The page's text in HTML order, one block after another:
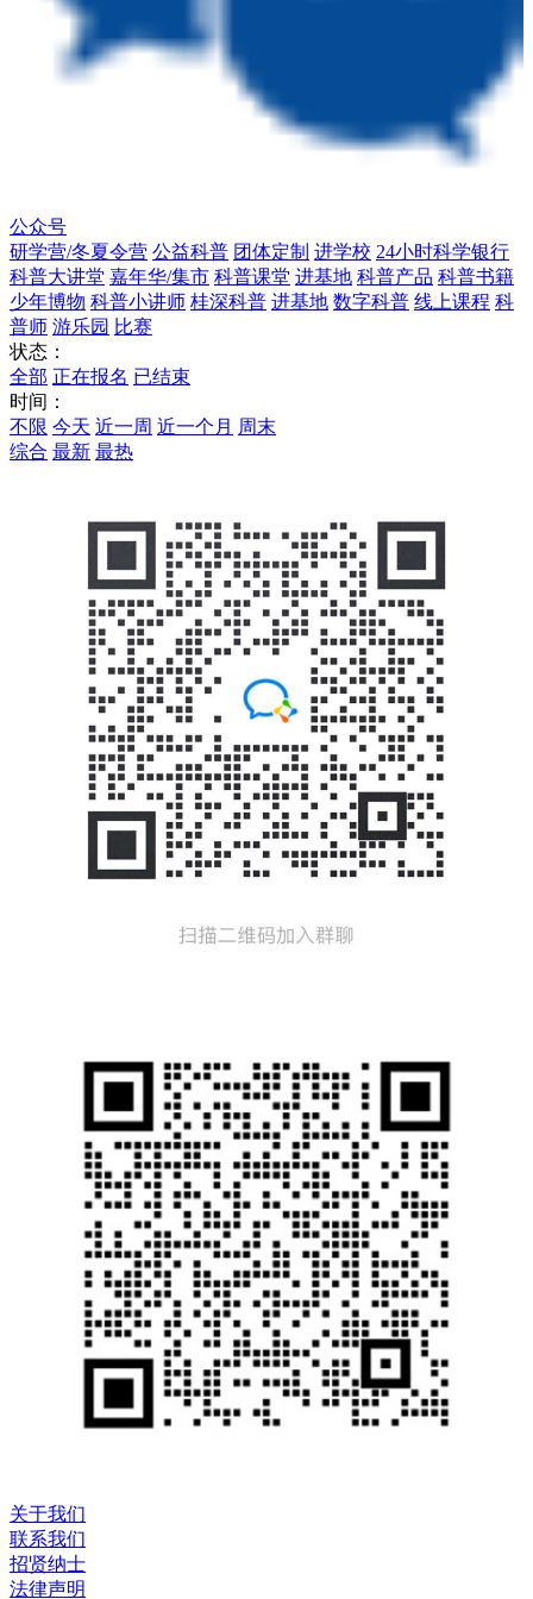
公众号
研学营/冬夏令营 公益科普 团体定制 进学校 24小时科学银行
科普大讲堂 嘉年华/集市 科普课堂 进基地 科普产品 科普书籍
少年博物 科普小讲师 桂深科普 进基地 数字科普 线上课程 科
普师 游乐园 比赛
状态：
全部 正在报名 已结束
时间：
不限 今天 近一周 近一个月 周末
综合 最新 最热
关于我们
联系我们
招贤纳士
法律声明